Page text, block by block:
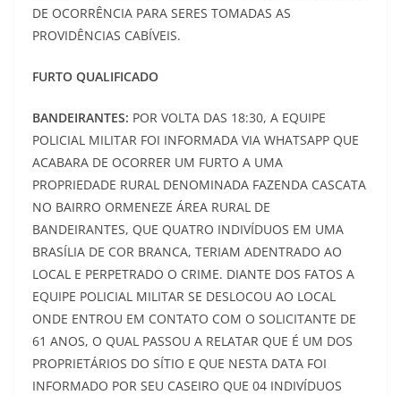
DE OCORRÊNCIA PARA SERES TOMADAS AS
PROVIDÊNCIAS CABÍVEIS.
FURTO QUALIFICADO
BANDEIRANTES: POR VOLTA DAS 18:30, A EQUIPE
POLICIAL MILITAR FOI INFORMADA VIA WHATSAPP QUE
ACABARA DE OCORRER UM FURTO A UMA
PROPRIEDADE RURAL DENOMINADA FAZENDA CASCATA
NO BAIRRO ORMENEZE ÁREA RURAL DE
BANDEIRANTES, QUE QUATRO INDIVÍDUOS EM UMA
BRASÍLIA DE COR BRANCA, TERIAM ADENTRADO AO
LOCAL E PERPETRADO O CRIME. DIANTE DOS FATOS A
EQUIPE POLICIAL MILITAR SE DESLOCOU AO LOCAL
ONDE ENTROU EM CONTATO COM O SOLICITANTE DE
61 ANOS, O QUAL PASSOU A RELATAR QUE É UM DOS
PROPRIETÁRIOS DO SÍTIO E QUE NESTA DATA FOI
INFORMADO POR SEU CASEIRO QUE 04 INDIVÍDUOS